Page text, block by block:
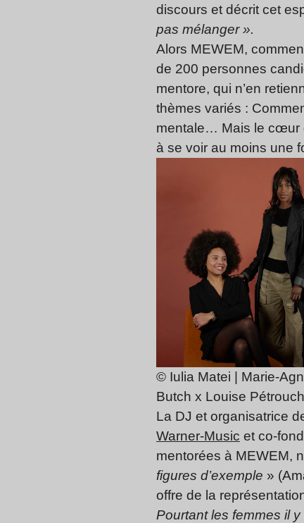
discours et décrit cet
pas mélanger ».
Alors MEWEM,
de 200 personnes
mentore, qui n’en
thèmes variés :
mentale… Mais le cœur
à se voir au moins une
© Iulia Matei | Marie-
Butch x Louise
La DJ et organisatrice
Warner-Music et co-
mentorées à MEWEM,
figures d’exemple »
offre de la
Pourtant les femmes il